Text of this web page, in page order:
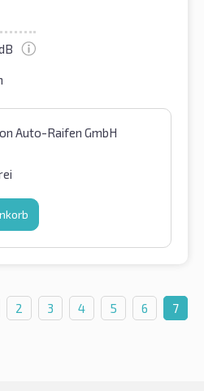
Auto-Raifen GmbH
2 3 4 5 6 7